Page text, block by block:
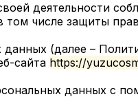
деятельности
том числе защиты
(далее –
сайта https://
данных с